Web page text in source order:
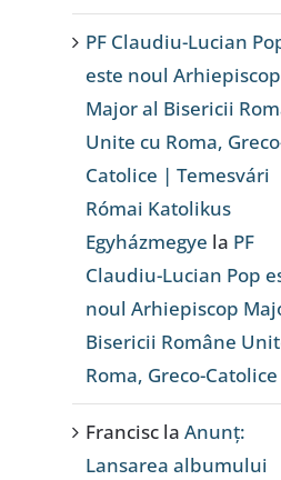
PF Claudiu-Lucian
este noul Arhiepiscop
Major al Bisericii
Unite cu Roma,
Catolice | Temesvári
Római Katolikus
Egyházmegye la PF
Claudiu-Lucian Pop
noul Arhiepiscop
Bisericii Române
Roma, Greco-Catolice
Francisc la Anunț:
Lansarea albumului